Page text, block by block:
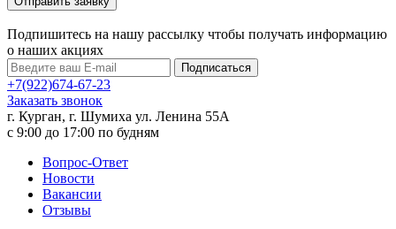
Подпишитесь на нашу рассылку чтобы получать информацию
о наших акциях
Подписаться
+7(922)674-67-23
Заказать звонок
г. Курган, г. Шумиха ул. Ленина 55А
c 9:00 до 17:00 по будням
Вопрос-Ответ
Новости
Вакансии
Отзывы